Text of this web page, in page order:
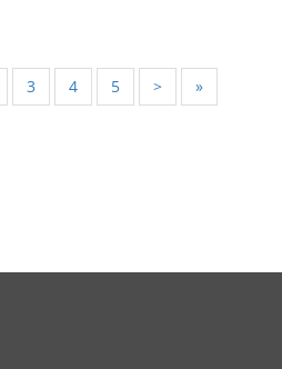
3 4 5 > »